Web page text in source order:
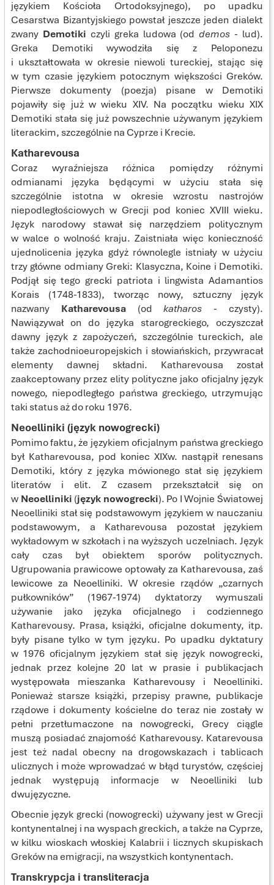
językiem Kościoła Ortodoksyjnego), po upadku
Cesarstwa Bizantyjskiego powstał jeszcze jeden dialekt
zwany Demotiki czyli greka ludowa (oddemos - lud).
Greka Demotiki wywodziła się z Peloponezu
i ukształtowała w okresie niewoli tureckiej, stając się
w tym czasie językiem potocznym większości Greków.
Pierwsze dokumenty (poezja) pisane w Demotiki
pojawiły się już w wieku XIV. Na początku wieku XIX
Demotiki stała się już powszechnie używanym językiem
literackim, szczególnie na Cyprze i Krecie.
Katharevousa
Coraz wyraźniejsza różnica pomiędzy różnymi
odmianami języka będącymi w użyciu stała się
szczególnie istotna w okresie wzrostu nastrojów
niepodległościowych w Grecji pod koniec XVIII wieku.
Język narodowy stawał się narzędziem politycznym
w walce o wolność kraju. Zaistniała więc konieczność
ujednolicenia języka gdyż równolegle istniały w użyciu
trzy główne odmiany Greki: Klasyczna, Koine i Demotiki.
Podjął się tego grecki patriota i lingwista Adamantios
Korais (1748-1833), tworząc nowy, sztuczny język
nazwany Katharevousa(odkatharos - czysty).
Nawiązywał on do języka starogreckiego, oczyszczał
dawny język z zapożyczeń, szczególnie tureckich, ale
także zachodnioeuropejskich i słowiańskich, przywracał
elementy dawnej składni. Katharevousa został
zaakceptowany przez elity polityczne jako oficjalny język
nowego, niepodległego państwa greckiego, utrzymując
taki status aż do roku 1976.
Neoelliniki (język nowogrecki)
Pomimo faktu, że językiem oficjalnym państwa greckiego
był Katharevousa, pod koniec XIXw. nastąpił renesans
Demotiki, który z języka mówionego stał się językiem
literatów i elit. Z czasem przekształcił się on
w Neoelliniki (język nowogrecki). Po I Wojnie Światowej
Neoelliniki stał się podstawowym językiem w nauczaniu
podstawowym, a Katharevousa pozostał językiem
wykładowym w szkołach i na wyższych uczelniach. Język
cały czas był obiektem sporów politycznych.
Ugrupowania prawicowe optowały za Katharevousa, zaś
lewicowe za Neoelliniki. W okresie rządów „czarnych
pułkowników” (1967-1974) dyktatorzy wymuszali
używanie jako języka oficjalnego i codziennego
Katharevousy. Prasa, książki, oficjalne dokumenty, itp.
były pisane tylko w tym języku. Po upadku dyktatury
w 1976 oficjalnym językiem stał się język nowogrecki,
jednak przez kolejne 20 lat w prasie i publikacjach
występowała mieszanka Katharevousy i Neoelliniki.
Ponieważ starsze książki, przepisy prawne, publikacje
rządowe i dokumenty kościelne do teraz nie zostały w
pełni przetłumaczone na nowogrecki, Grecy ciągle
muszą posiadać znajomość Katharevousy. Katarevousa
jest też nadal obecny na drogowskazach i tablicach
ulicznych i może wprowadzać w błąd turystów, częściej
jednak występują informacje w Neoelliniki lub
dwujęzyczne.
Obecnie język grecki (nowogrecki) używany jest w Grecji
kontynentalnej i na wyspach greckich, a także na Cyprze,
w kilku wioskach włoskiej Kalabrii i licznych skupiskach
Greków na emigracji, na wszystkich kontynentach.
Transkrypcja i transliteracja